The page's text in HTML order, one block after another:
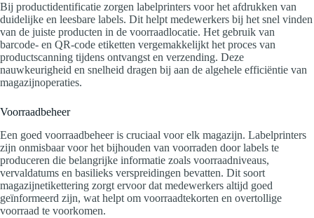
Bij productidentificatie zorgen labelprinters voor het afdrukken van
duidelijke en leesbare labels. Dit helpt medewerkers bij het snel vinden
van de juiste producten in de voorraadlocatie. Het gebruik van
barcode- en QR-code etiketten vergemakkelijkt het proces van
productscanning tijdens ontvangst en verzending. Deze
nauwkeurigheid en snelheid dragen bij aan de algehele efficiëntie van
magazijnoperaties.
Voorraadbeheer
Een goed voorraadbeheer is cruciaal voor elk magazijn. Labelprinters
zijn onmisbaar voor het bijhouden van voorraden door labels te
produceren die belangrijke informatie zoals voorraadniveaus,
vervaldatums en basilieks verspreidingen bevatten. Dit soort
magazijnetikettering zorgt ervoor dat medewerkers altijd goed
geïnformeerd zijn, wat helpt om voorraadtekorten en overtollige
voorraad te voorkomen.